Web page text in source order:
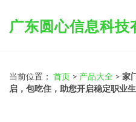
广东圆心信息科技
当前位置： 首页 > 产品大全 > 家
启，包吃住，助您开启稳定职业